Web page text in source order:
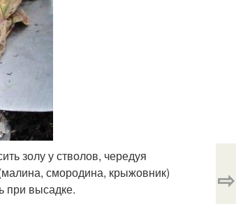
золу у стволов, чередуя
смородина, крыжовник)
при высадке.
⇨